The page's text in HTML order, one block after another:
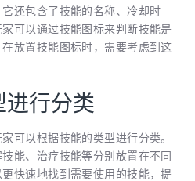
还包含了技能的名称、冷却时
可以通过技能图标来判断技能是
放置技能图标时，需要考虑到这
进行分类
可以根据技能的类型进行分类。
能、治疗技能等分别放置在不同
快速地找到需要使用的技能，提